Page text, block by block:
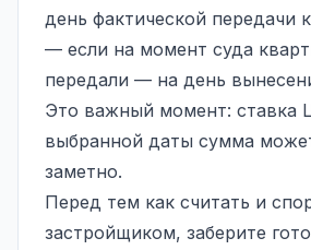
день фактической передачи
— если на момент суда
передали — на день
Это важный момент: ставка
выбранной даты сумма
заметно.
Перед тем как считать и
застройщиком, заберите